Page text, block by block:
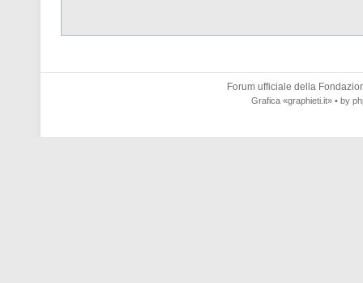
Forum ufficiale della
Grafica «graphieti.it» • by